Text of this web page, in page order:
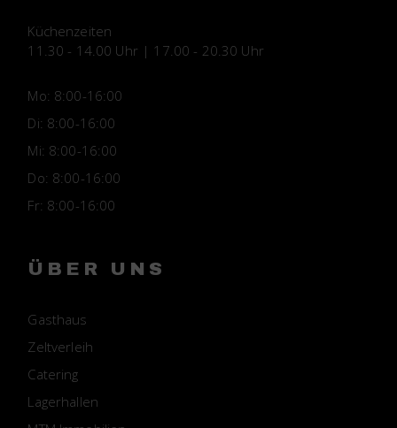
Küchenzeiten
11.30 - 14.00 Uhr | 17.00 - 20.30 Uhr
Mo: 8:00-16:00
Di: 8:00-16:00
Mi: 8:00-16:00
Do: 8:00-16:00
Fr: 8:00-16:00
ÜBER UNS
Gasthaus
Zeltverleih
Catering
Lagerhallen